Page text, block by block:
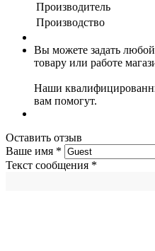
Производитель
Производство
Вы можете задать
товару или работе
Наши
вам помогут.
Оставить отзыв
Ваше имя *
Текст сообщения *